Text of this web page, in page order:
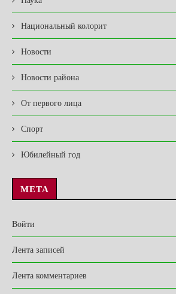
Национальный колорит
Новости
Новости района
От первого лица
Спорт
Юбилейный год
МЕТА
Войти
Лента записей
Лента комментариев